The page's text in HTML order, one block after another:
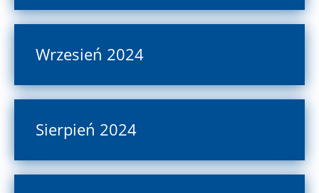
Wrzesień 2024
Sierpień 2024